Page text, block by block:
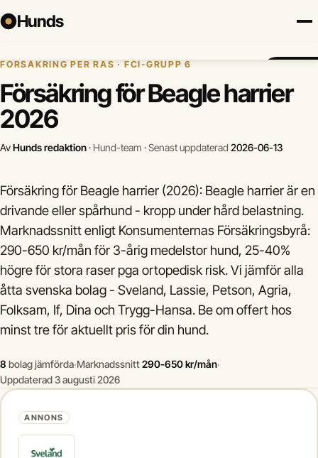
Hunds
Försäkring Hundraser Lokalt Valp
FÖRSÄKRING PER RAS · FCI-GRUPP 6
Försäkring för Beagle harrier
2026
AvHunds redaktion· Hund-team ·Senast uppdaterad 2026-06-13
Försäkring för Beagle harrier (2026): Beagle harrier är en
drivande eller spårhund - kropp under hård belastning.
Marknadssnitt enligt Konsumenternas Försäkringsbyrå:
290-650 kr/mån för 3-årig medelstor hund, 25-40%
högre för stora raser pga ortopedisk risk. Vi jämför alla
åtta svenska bolag - Sveland, Lassie, Petson, Agria,
Folksam, If, Dina och Trygg-Hansa. Be om offert hos
minst tre för aktuellt pris för din hund.
8 bolag jämförda·Marknadssnitt290-650 kr/mån·
Uppdaterad 3 augusti 2026
ANNONS